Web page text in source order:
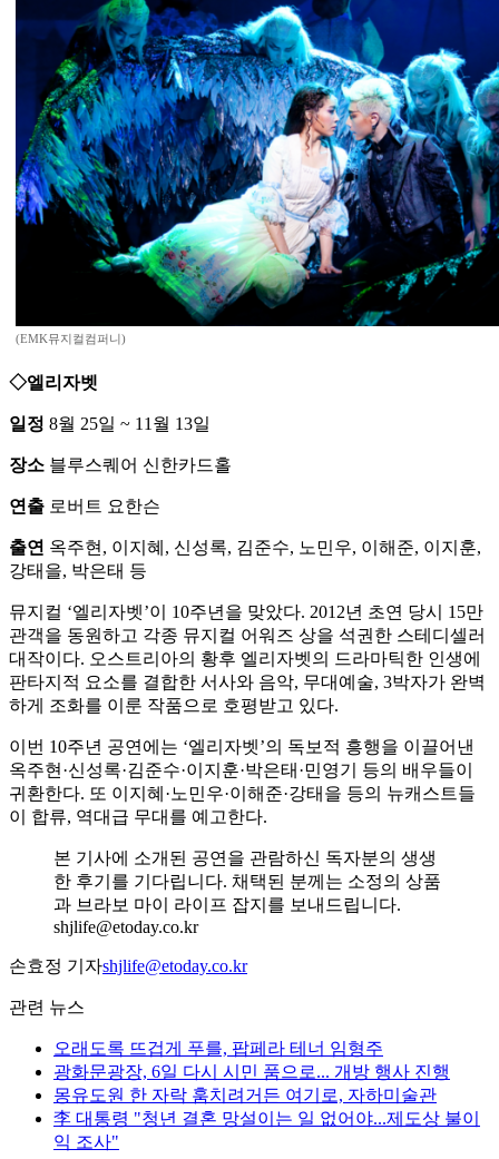
(EMK뮤지컬컴퍼니)
◇엘리자벳
일정 8월 25일 ~ 11월 13일
장소 블루스퀘어 신한카드홀
연출 로버트 요한슨
출연 옥주현, 이지혜, 신성록, 김준수, 노민우, 이해준, 이지훈,
강태을, 박은태 등
뮤지컬 ‘엘리자벳’이 10주년을 맞았다. 2012년 초연 당시 15만
관객을 동원하고 각종 뮤지컬 어워즈 상을 석권한 스테디셀러
대작이다. 오스트리아의 황후 엘리자벳의 드라마틱한 인생에
판타지적 요소를 결합한 서사와 음악, 무대예술, 3박자가 완벽
하게 조화를 이룬 작품으로 호평받고 있다.
이번 10주년 공연에는 ‘엘리자벳’의 독보적 흥행을 이끌어낸
옥주현·신성록·김준수·이지훈·박은태·민영기 등의 배우들이
귀환한다. 또 이지혜·노민우·이해준·강태을 등의 뉴캐스트들
이 합류, 역대급 무대를 예고한다.
본 기사에 소개된 공연을 관람하신 독자분의 생생
한 후기를 기다립니다. 채택된 분께는 소정의 상품
과 브라보 마이 라이프 잡지를 보내드립니다.
shjlife@etoday.co.kr
손효정 기자shjlife@etoday.co.kr
관련 뉴스
오래도록 뜨겁게 푸를, 팝페라 테너 임형주
광화문광장, 6일 다시 시민 품으로... 개방 행사 진행
몽유도원 한 자락 훔치려거든 여기로, 자하미술관
李 대통령 "청년 결혼 망설이는 일 없어야...제도상 불이
익 조사"